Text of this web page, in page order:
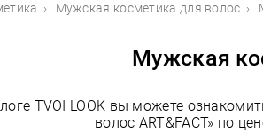
Мужская косметика для волос
Мужская
TVOI LOOK вы можете
волос ART&FACT» по